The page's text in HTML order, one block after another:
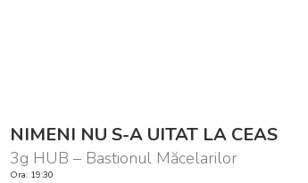
NIMENI NU S-A UITAT LA CEAS
3g HUB – Bastionul Măcelarilor
Ora: 19:30